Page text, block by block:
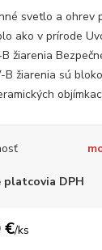
svetlo a ohrev
ako v prírode
žiarenia
B žiarenia sú
platcovia DPH
€/ks